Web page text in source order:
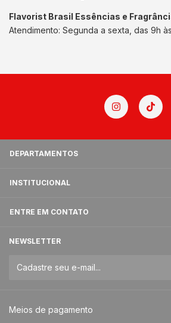
Flavorist Brasil Essências e
Atendimento: Segunda a sexta, das 9h
DEPARTAMENTOS
INSTITUCIONAL
ENTRE EM CONTATO
NEWSLETTER
Meios de pagamento